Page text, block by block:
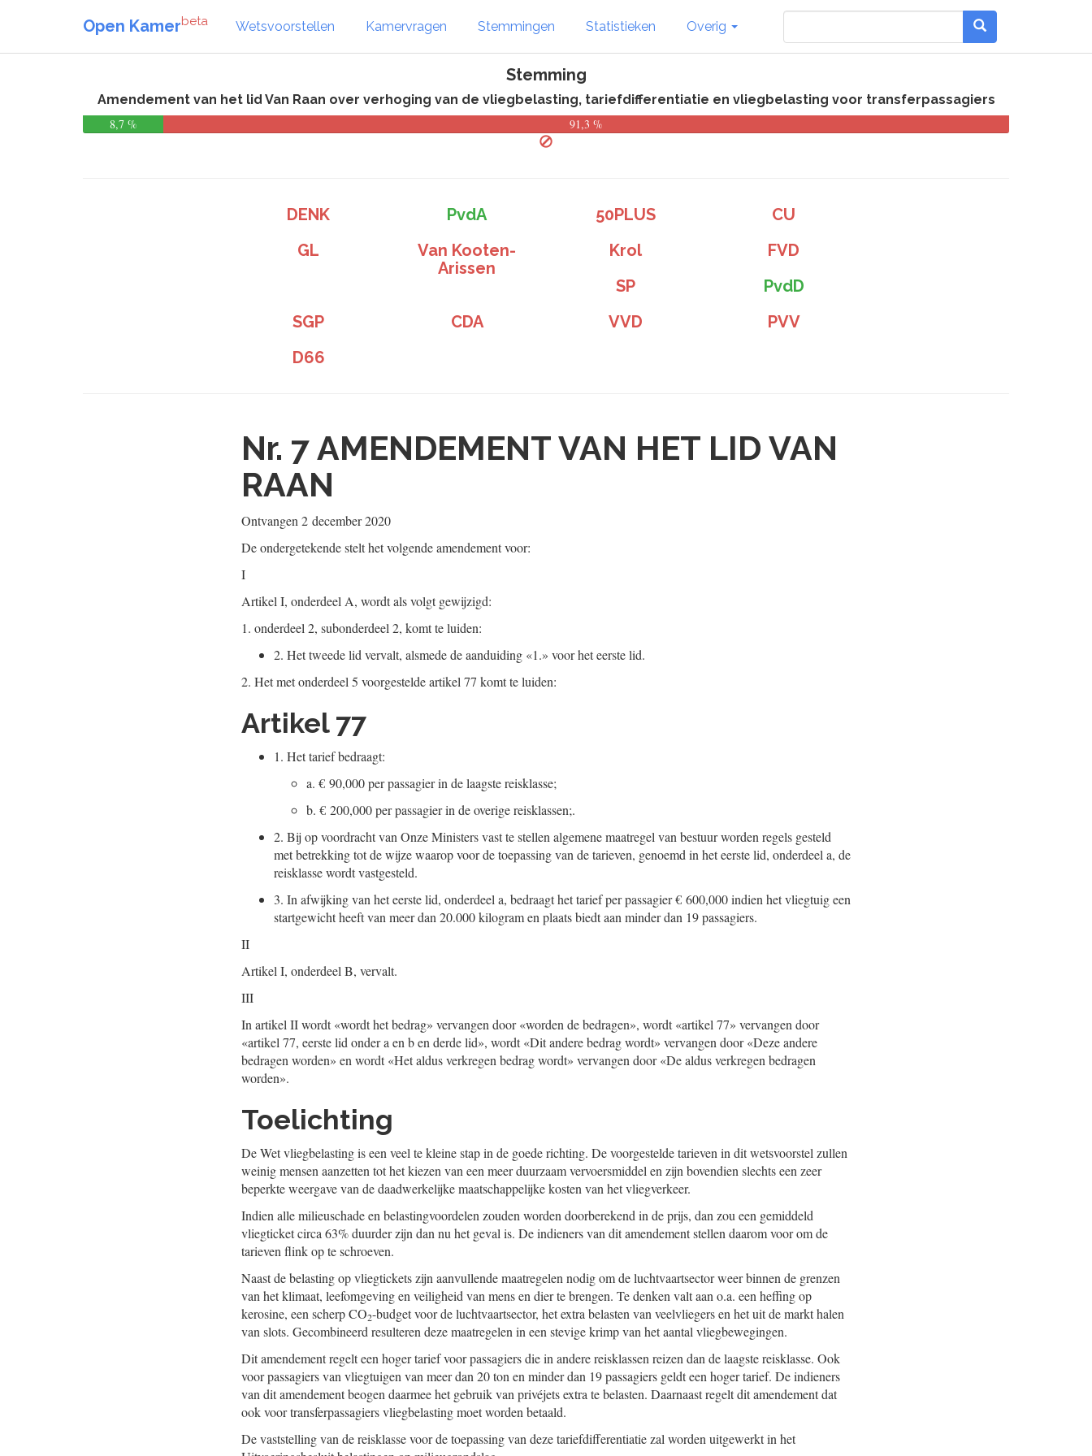
Open Kamerbeta Wetsvoorstellen Kamervragen Stemmingen Statistieken Overig
Stemming
Amendement van het lid Van Raan over verhoging van de vliegbelasting, tariefdifferentiatie en vliegbelasting voor transferpassagiers
8,7 %
91,3 %
DENK PvdA 50PLUS
CU
GL
Van Kooten-
Arissen
Krol
FVD
SP
PvdD
SGP
CDA VVD
PVV
D66
Nr. 7AMENDEMENT VAN HET LID VAN
RAAN
Ontvangen 2 december 2020
De ondergetekende stelt het volgende amendement voor:
I
Artikel I, onderdeel A, wordt als volgt gewijzigd:
1. onderdeel 2, subonderdeel 2, komt te luiden:
2. Het tweede lid vervalt, alsmede de aanduiding «1.» voor het eerste lid.
2. Het met onderdeel 5 voorgestelde artikel 77 komt te luiden:
Artikel 77
1. Het tarief bedraagt:
a. € 90,000 per passagier in de laagste reisklasse;
b. € 200,000 per passagier in de overige reisklassen;.
2. Bij op voordracht van Onze Ministers vast te stellen algemene maatregel van bestuur worden regels gesteld
met betrekking tot de wijze waarop voor de toepassing van de tarieven, genoemd in het eerste lid, onderdeel a, de
reisklasse wordt vastgesteld.
3. In afwijking van het eerste lid, onderdeel a, bedraagt het tarief per passagier € 600,000 indien het vliegtuig een
startgewicht heeft van meer dan 20.000 kilogram en plaats biedt aan minder dan 19 passagiers.
II
Artikel I, onderdeel B, vervalt.
III
In artikel II wordt «wordt het bedrag» vervangen door «worden de bedragen», wordt «artikel 77» vervangen door
«artikel 77, eerste lid onder a en b en derde lid», wordt «Dit andere bedrag wordt» vervangen door «Deze andere
bedragen worden» en wordt «Het aldus verkregen bedrag wordt» vervangen door «De aldus verkregen bedragen
worden».
Toelichting
De Wet vliegbelasting is een veel te kleine stap in de goede richting. De voorgestelde tarieven in dit wetsvoorstel zullen
weinig mensen aanzetten tot het kiezen van een meer duurzaam vervoersmiddel en zijn bovendien slechts een zeer
beperkte weergave van de daadwerkelijke maatschappelijke kosten van het vliegverkeer.
Indien alle milieuschade en belastingvoordelen zouden worden doorberekend in de prijs, dan zou een gemiddeld
vliegticket circa 63% duurder zijn dan nu het geval is. De indieners van dit amendement stellen daarom voor om de
tarieven flink op te schroeven.
Naast de belasting op vliegtickets zijn aanvullende maatregelen nodig om de luchtvaartsector weer binnen de grenzen
van het klimaat, leefomgeving en veiligheid van mens en dier te brengen. Te denken valt aan o.a. een heffing op
kerosine, een scherp CO2-budget voor de luchtvaartsector, het extra belasten van veelvliegers en het uit de markt halen
van slots. Gecombineerd resulteren deze maatregelen in een stevige krimp van het aantal vliegbewegingen.
Dit amendement regelt een hoger tarief voor passagiers die in andere reisklassen reizen dan de laagste reisklasse. Ook
voor passagiers van vliegtuigen van meer dan 20 ton en minder dan 19 passagiers geldt een hoger tarief. De indieners
van dit amendement beogen daarmee het gebruik van privéjets extra te belasten. Daarnaast regelt dit amendement dat
ook voor transferpassagiers vliegbelasting moet worden betaald.
De vaststelling van de reisklasse voor de toepassing van deze tariefdifferentiatie zal worden uitgewerkt in het